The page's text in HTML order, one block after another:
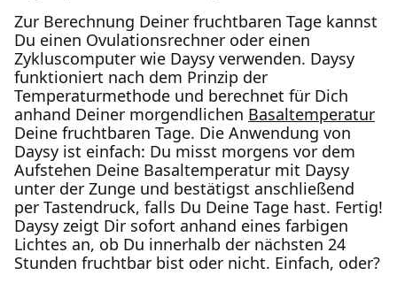
Zur Berechnung Deiner fruchtbaren Tage kannst
Du einen Ovulationsrechner oder einen
Zykluscomputer wie Daysy verwenden. Daysy
funktioniert nach dem Prinzip der
Temperaturmethode und berechnet für Dich
anhand Deiner morgendlichen Basaltemperatur
Deine fruchtbaren Tage. Die Anwendung von
Daysy ist einfach: Du misst morgens vor dem
Aufstehen Deine Basaltemperatur mit Daysy
unter der Zunge und bestätigst anschließend
per Tastendruck, falls Du Deine Tage hast. Fertig!
Daysy zeigt Dir sofort anhand eines farbigen
Lichtes an, ob Du innerhalb der nächsten 24
Stunden fruchtbar bist oder nicht. Einfach, oder?